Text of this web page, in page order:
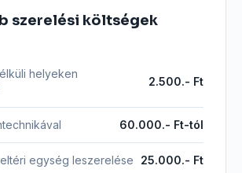
szerelési költségek
helyeken
2.500.- Ft
60.000.- Ft-tól
egység leszerelése 25.000.- Ft